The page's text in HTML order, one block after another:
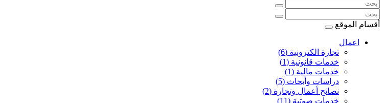
أقسام الموقع
اعمال
تجارة الكترونية (6)
خدمات قانونية (1)
خدمات مالية (1)
دراسات وأبحاث (5)
نصائح أعمال وتجارة (2)
خدمات صوتية (11)